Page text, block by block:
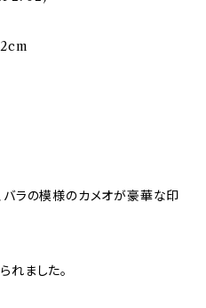
バラの模様のカメオが豪華な印
れました。